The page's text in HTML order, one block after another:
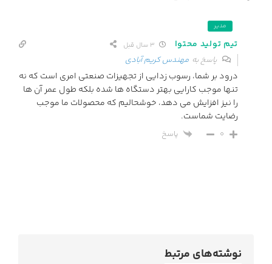
مدیر
تیم تولید محتوا
پاسخ به مهندس کریم آبادی
درود بر شما، رسوب زدایی از تجهیزات صنعتی امری است که نه
تنها موجب کارایی بهتر دستگاه ها شده بلکه طول عمر آن ها
را نیز افزایش می دهد، خوشحالیم که محصولات ما موجب
رضایت شماست.
0 پاسخ
نوشته‌های مرتبط